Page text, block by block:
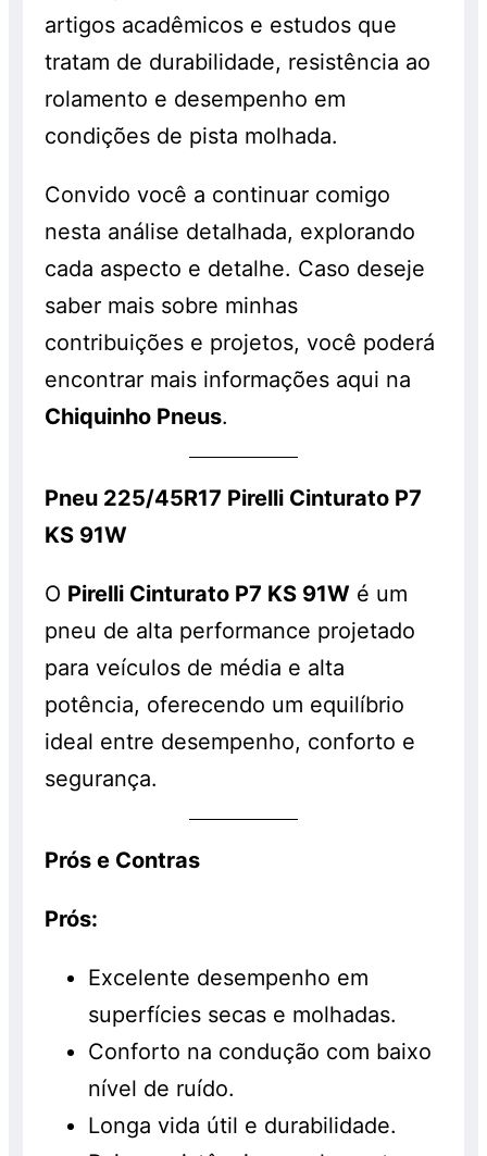
artigos acadêmicos e estudos que
tratam de durabilidade, resistência ao
rolamento e desempenho em
condições de pista molhada.
Convido você a continuar comigo
nesta análise detalhada, explorando
cada aspecto e detalhe. Caso deseje
saber mais sobre minhas
contribuições e projetos, você poderá
encontrar mais informações aqui na
Chiquinho Pneus.
Pneu 225/45R17 Pirelli Cinturato P7
KS 91W
O Pirelli Cinturato P7 KS 91W é um
pneu de alta performance projetado
para veículos de média e alta
potência, oferecendo um equilíbrio
ideal entre desempenho, conforto e
segurança.
Prós e Contras
Prós:
Excelente desempenho em
superfícies secas e molhadas.
Conforto na condução com baixo
nível de ruído.
Longa vida útil e durabilidade.